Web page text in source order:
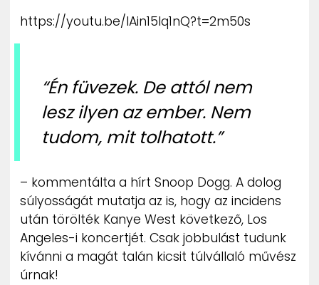
https://youtu.be/lAin15lq1nQ?t=2m50s
“Én füvezek. De attól nem
lesz ilyen az ember. Nem
tudom, mit tolhatott.”
– kommentálta a hírt Snoop Dogg. A dolog
súlyosságát mutatja az is, hogy az incidens
után törölték Kanye West következő, Los
Angeles-i koncertjét. Csak jobbulást tudunk
kívánni a magát talán kicsit túlvállaló művész
úrnak!